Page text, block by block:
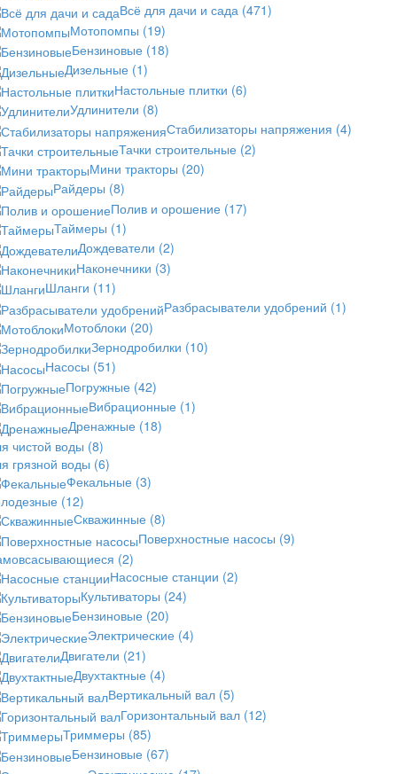
Всё для дачи и сада (471)
Мотопомпы (19)
Бензиновые (18)
Дизельные (1)
Настольные плитки (6)
Удлинители (8)
Стабилизаторы напряжения (4)
Тачки строительные (2)
Мини тракторы (20)
Райдеры (8)
Полив и орошение (17)
Таймеры (1)
Дождеватели (2)
Наконечники (3)
Шланги (11)
Разбрасыватели удобрений (1)
Мотоблоки (20)
Зернодробилки (10)
Насосы (51)
Погружные (42)
Вибрационные (1)
Дренажные (18)
чистой воды (8)
грязной воды (6)
Фекальные (3)
(12)
Скважинные (8)
Поверхностные насосы (9)
(2)
Насосные станции (2)
Культиваторы (24)
Бензиновые (20)
Электрические (4)
Двигатели (21)
Двухтактные (4)
Вертикальный вал (5)
Горизонтальный вал (12)
Триммеры (85)
Бензиновые (67)